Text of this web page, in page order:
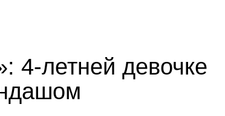
4-летней девочке